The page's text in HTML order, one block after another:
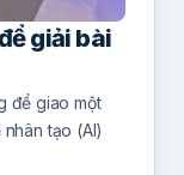
giải bài
để giao một
tạo (AI)